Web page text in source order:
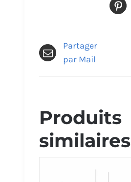
Partager
par Mail
Produits
similaires